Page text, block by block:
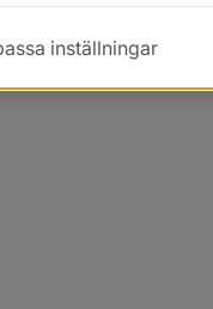
inställningar